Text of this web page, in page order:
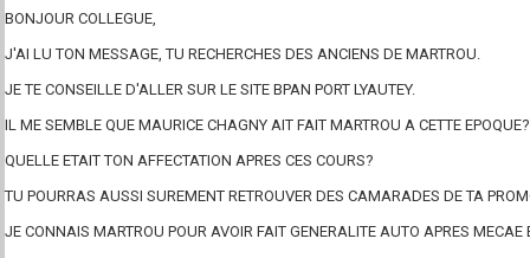
BONJOUR COLLEGUE,
J'AI LU TON MESSAGE, TU RECHERCHES DES ANCIENS DE MARTROU.
JE TE CONSEILLE D'ALLER SUR LE SITE BPAN PORT LYAUTEY.
IL ME SEMBLE QUE MAURICE CHAGNY AIT FAIT MARTROU A CETTE EPOQUE?
QUELLE ETAIT TON AFFECTATION APRES CES COURS?
TU POURRAS AUSSI SUREMENT RETROUVER DES CAMARADES DE TA
JE CONNAIS MARTROU POUR AVOIR FAIT GENERALITE AUTO APRES MECAE